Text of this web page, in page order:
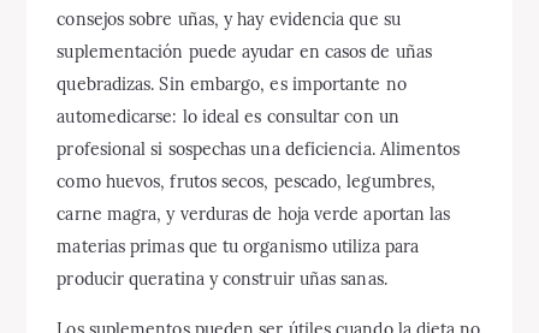
consejos sobre uñas, y hay evidencia que su
suplementación puede ayudar en casos de uñas
quebradizas. Sin embargo, es importante no
automedicarse: lo ideal es consultar con un
profesional si sospechas una deficiencia. Alimentos
como huevos, frutos secos, pescado, legumbres,
carne magra, y verduras de hoja verde aportan las
materias primas que tu organismo utiliza para
producir queratina y construir uñas sanas.